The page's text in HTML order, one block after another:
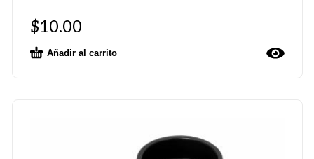
$10.00
Añadir al carrito